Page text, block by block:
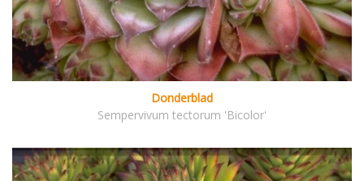
Donderblad
Sempervivum tectorum 'Bicolor'